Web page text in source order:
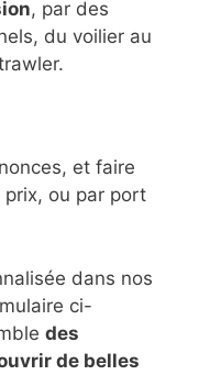
, par des
du voilier au
et faire
prix, ou par port
dans nos
ci-
des
de belles